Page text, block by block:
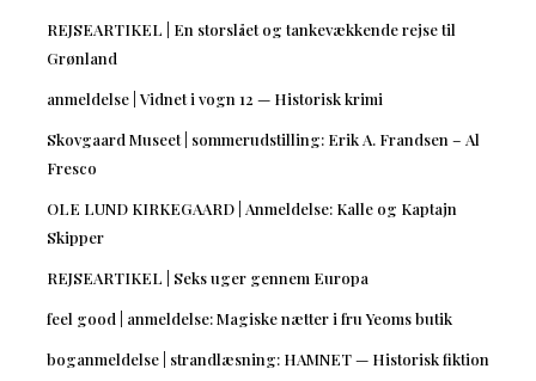
REJSEARTIKEL | En storslået og tankevækkende rejse til
Grønland
anmeldelse | Vidnet i vogn 12 — Historisk krimi
Skovgaard Museet | sommerudstilling: Erik A. Frandsen – Al
Fresco
OLE LUND KIRKEGAARD | Anmeldelse: Kalle og Kaptajn
Skipper
REJSEARTIKEL | Seks uger gennem Europa
feel good | anmeldelse: Magiske nætter i fru Yeoms butik
boganmeldelse | strandlæsning: HAMNET — Historisk fiktion